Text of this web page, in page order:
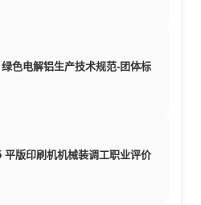
色电解铝生产技术规范-团体标
版印刷机机械装调工职业评价